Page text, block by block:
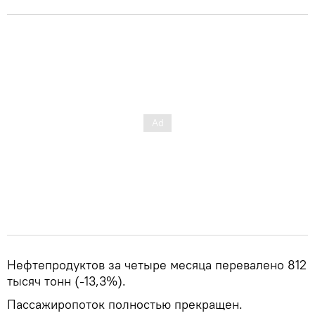
Нефтепродуктов за четыре месяца перевалено 812
тысяч тонн (-13,3%).
Пассажиропоток полностью прекращен.